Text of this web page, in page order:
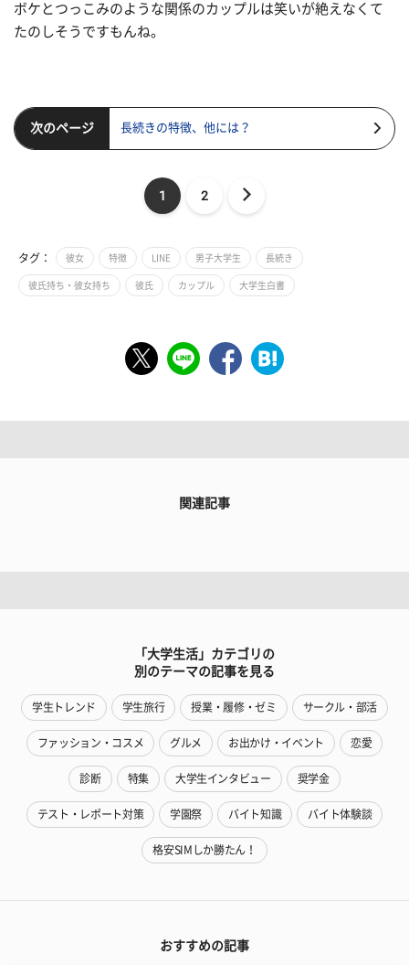
ボケとつっこみのような関係のカップルは笑いが絶えなくて
たのしそうですもんね。
次のページ 長続きの特徴、他には？
1 2
タグ： 彼女 特徴 LINE 男子大学生 長続き
彼氏持ち・彼女持ち 彼氏 カップル 大学生白書
関連記事
「大学生活」カテゴリの
別のテーマの記事を見る
学生トレンド 学生旅行 授業・履修・ゼミ サークル・部活
ファッション・コスメ グルメ お出かけ・イベント 恋愛
診断 特集 大学生インタビュー 奨学金
テスト・レポート対策 学園祭 バイト知識 バイト体験談
格安SIMしか勝たん！
おすすめの記事